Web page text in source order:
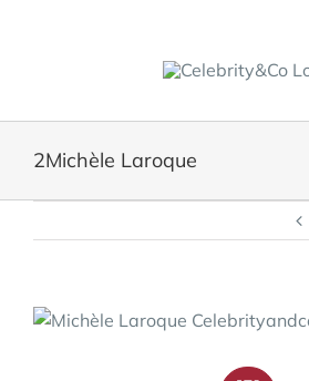
2Michèle Laroque
View